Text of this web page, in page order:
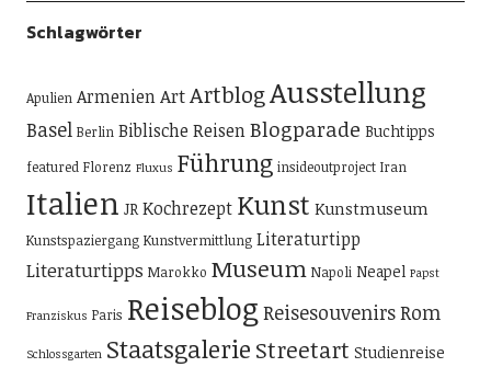
Schlagwörter
Apulien ArmenienArtArtblogAusstellung
Basel Berlin Biblische ReisenBlogparade Buchtipps
featured Florenz Fluxus Führung insideoutproject Iran
Italien JR Kochrezept Kunst Kunstmuseum
Kunstspaziergang Kunstvermittlung Literaturtipp
Literaturtipps Marokko Museum Napoli Neapel Papst
Franziskus Paris Reiseblog ReisesouvenirsRom
Schlossgarten Staatsgalerie Streetart Studienreise